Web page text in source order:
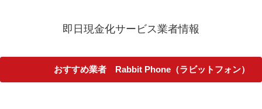
即日現金化サービス業者情報
おすすめ業者 Rabbit Phone（ラビットフォン）